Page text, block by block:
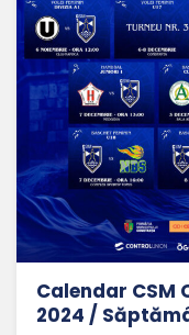
Calendar CSM
2024 /